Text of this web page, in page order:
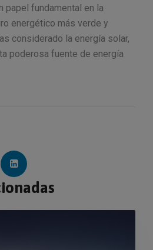
papel fundamental en la
energético más verde y
considerado la energía solar,
poderosa fuente de energía